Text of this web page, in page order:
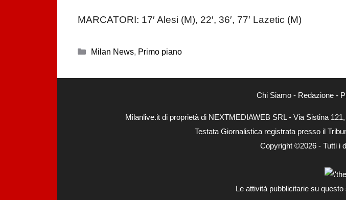
MARCATORI: 17′ Alesi (M), 22′, 36′, 77′ Lazetic (M)
Categorie
Milan News, Primo piano
Chi Siamo- Redazione-
Milanlive.it di proprietà di NEXTMEDIAWEB SRL - Via Sistina
Testata Giornalistica registrata presso il
Copyright ©2026 - Tutti i
Le attività pubblicitarie su